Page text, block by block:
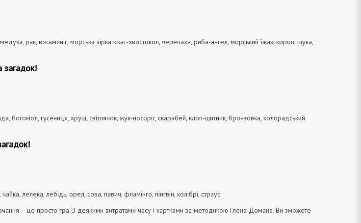
рак, восьминіг, морська зірка, скат-хвостокол, черепаха, риба-ангел, морський їжак, короп, щука,
загадок!
богомол, гусениця, хрущ, світлячок, жук-носоріг, скарабей, клоп-щитник, бронзовка, колорадський
лелека, лебідь, орел, сова, павич, фламінго, пінгвін, колібрі, страус.
– це просто гра. З деякими витратами часу і картками за методикою Глена Домана, Ви зможете